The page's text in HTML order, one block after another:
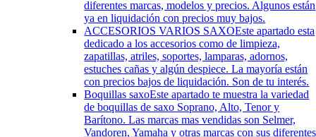
diferentes marcas, modelos y precios. Algunos están
ya en liquidación con precios muy bajos.
ACCESORIOS VARIOS SAXOEste apartado esta
dedicado a los accesorios como de limpieza,
zapatillas, atriles, soportes, lamparas, adornos,
estuches cañas y algún despiece. La mayoría están
con precios bajos de liquidación. Son de tu interés.
Boquillas saxoEste apartado te muestra la variedad
de boquillas de saxo Soprano, Alto, Tenor y
Barítono. Las marcas mas vendidas son Selmer,
Vandoren, Yamaha y otras marcas con sus diferentes